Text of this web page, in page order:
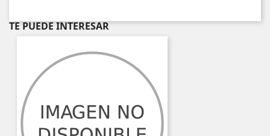
TE PUEDE INTERESAR